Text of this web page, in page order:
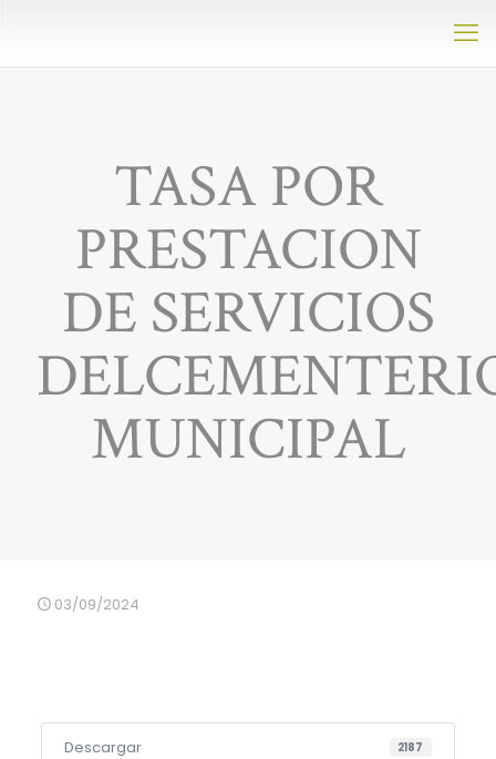
TASA POR
PRESTACION
DE SERVICIOS
MUNICIPAL
03/09/2024
Descargar 2187